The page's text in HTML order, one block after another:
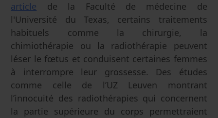
article de la Faculté de médecine de
l'Université du Texas, certains traitements
habituels comme la chirurgie, la
chimiothérapie ou la radiothérapie peuvent
léser le fœtus et conduisent certaines femmes
à interrompre leur grossesse. Des études
comme celle de l’UZ Leuven montrant
l’innocuité des radiothérapies qui concernent
la partie supérieure du corps permettraient